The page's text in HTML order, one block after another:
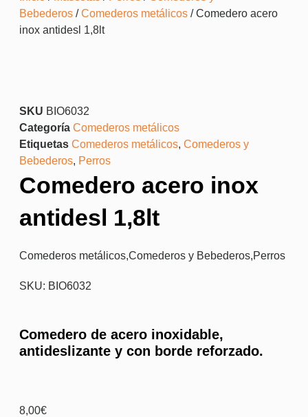
Bebederos /Comederos metálicos / Comedero acero
inox antidesl 1,8lt
SKU BIO6032
Categoría Comederos metálicos
Etiquetas Comederos metálicos, Comederos y
Bebederos, Perros
Comedero acero inox
antidesl 1,8lt
Comederos metálicos,Comederos y Bebederos,Perros
SKU: BIO6032
Comedero de acero inoxidable,
antideslizante y con borde reforzado.
8,00€